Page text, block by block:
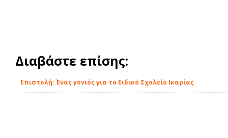
Διαβάστε επίσης:
Επιστολή: Ένας γονιός για το Ειδικό Σχολείο Ικαρίας